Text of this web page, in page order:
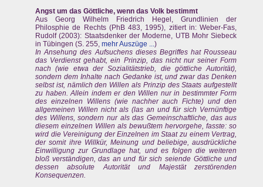
Angst um das Göttliche, wenn das Volk bestimmt
Aus Georg Wilhelm Friedrich Hegel, Grundlinien der
Philosphie de Rechts (PhB 483, 1995), zitiert in: Weber-Fas,
Rudolf (2003): Staatsdenker der Moderne, UTB Mohr Siebeck
in Tübingen (S. 255, mehr Auszüge ...)
In Ansehung des Aufsuchens dieses Begriffes hat Rousseau
das Verdienst gehabt, ein Prinzip, das nicht nur seiner Form
nach (wie etwa der Sozialitätstrieb, die göttliche Autorität),
sondern dem Inhalte nach Gedanke ist, und zwar das Denken
selbst ist, nämlich den Willen als Prinzip des Staats aufgestellt
zu haben. Allein indem er den Willen nur in bestimmter Form
des einzelnen Willens (wie nachher auch Fichte) und den
allgemeinen Willen nicht als (las an und für sich Vernünftige
des Willens, sondern nur als das Gemeinschaftliche, das aus
diesem einzelnen Willen als bewußtem hervorgehe, fasste: so
wird die Vereinigung der Einzelnen im Staat zu einem Vertrag,
der somit ihre Willkür, Meinung und beliebige, ausdrückliche
Einwilligung zur Grundlage hat, und es folgen die weiteren
bloß verständigen, das an und für sich seiende Göttliche und
dessen absolute Autorität und Majestät zerstörenden
Konsequenzen.